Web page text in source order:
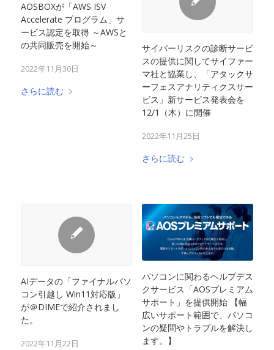
AOSBOXが「AWS ISV
Accelerate プログラム」サ
ービス認定を取得 ～AWSと
の共同販売を開始～
2022年11月30日
さらに読む
サイバーリスクの診断サービ
スの提供に関してサイファー
マ社と協業し、「アタックサ
ーフェスアナリティクスサー
ビス」新サービス発表会を
12/1（木）に開催
2022年11月25日
さらに読む
AIデータの「ファイナルパソ
コン引越し Win11対応版」
が＠DIMEで紹介されまし
た。
2022年11月22日
パソコンに関わるヘルプデス
クサービス「AOSプレミアム
サポート」を提供開始 【幅
広いサポート範囲で、パソコ
ンの疑問やトラブルを解決し
ます。】